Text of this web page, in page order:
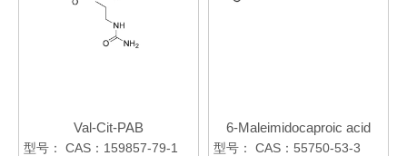
Val-Cit-PAB
型号： CAS：159857-79-1
6-Maleimidocaproic acid
型号： CAS：55750-53-3